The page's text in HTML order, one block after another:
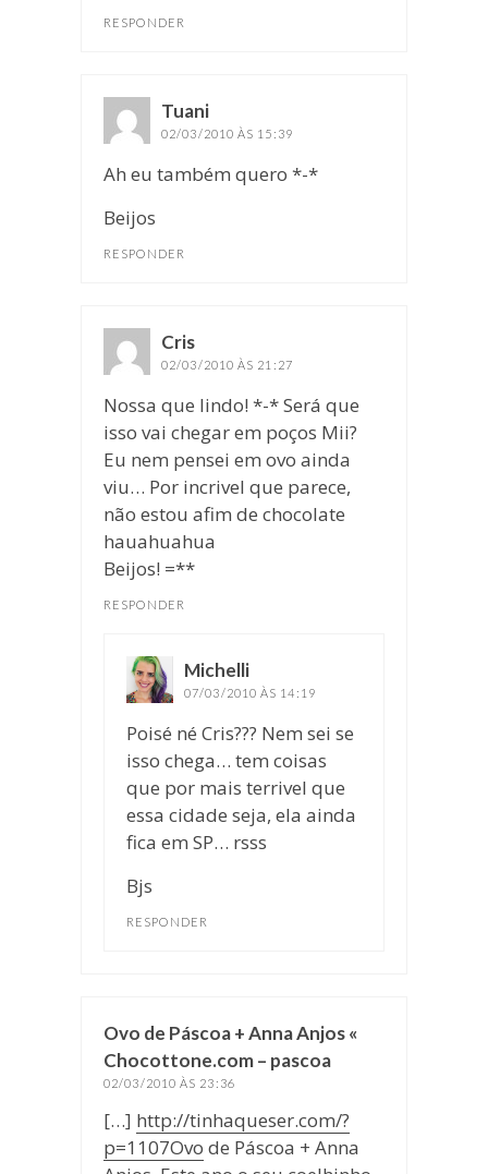
RESPONDER
Tuani
02/03/2010 ÀS 15:39
Ah eu também quero *-*
Beijos
RESPONDER
Cris
02/03/2010 ÀS 21:27
Nossa que lindo! *-* Será que
isso vai chegar em poços Mii?
Eu nem pensei em ovo ainda
viu… Por incrivel que parece,
não estou afim de chocolate
hauahuahua
Beijos! =**
RESPONDER
Michelli
07/03/2010 ÀS 14:19
Poisé né Cris??? Nem sei se
isso chega… tem coisas
que por mais terrivel que
essa cidade seja, ela ainda
fica em SP… rsss
Bjs
RESPONDER
Ovo de Páscoa + Anna Anjos «
Chocottone.com – pascoa
02/03/2010 ÀS 23:36
[…] http://tinhaqueser.com/?
p=1107Ovo de Páscoa + Anna